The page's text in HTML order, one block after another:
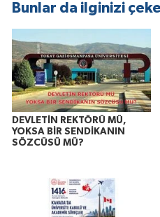
Bunlar da ilginizi
DEVLETİN REKTÖRÜ MÜ,
YOKSA BİR SENDİKANIN
SÖZCÜSÜ MÜ?